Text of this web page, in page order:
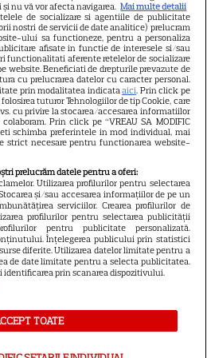
Avantaje
Elle
Unica
practice
NE PE
– Toate Drepturile rezervate
sunt interzise minorilor.
nu vă vor afecta navigarea. Mai multe detalii
de socializare si agentiile de publicitate
nostri de servicii de date analitice) prelucram
ului sa functioneze, pentru a personaliza
afisate in functie de interesele si/sau
functionalitati aferente retelelor de socializare
website. Beneficiati de drepturile prevazute de
cu prelucrarea datelor cu caracter personal.
prin modalitatea indicataaici. Prin click pe
folosirea tuturor Tehnologiilor de tip Cookie, care
cu privire la stocarea/accesarea informatiilor
Prin click pe “VREAU SA MODIFIC
schimba preferintele in mod individual, mai
strict necesare pentru functionarea website-
prelucrăm datele pentru a oferi:
Utilizarea profilurilor pentru selectarea
și/sau accesarea informațiilor de pe un
serviciilor. Crearea profilurilor de
profilurilor pentru selectarea publicității
pentru publicitate personalizată.
Înțelegerea publicului prin statistici
diferite. Utilizarea datelor limitate pentru a
de date limitate pentru a selecta publicitatea.
identificarea prin scanarea dispozitivului.
TOATE